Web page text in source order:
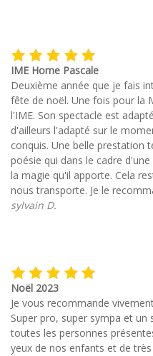
IME Home Pascale
Deuxième année que je fais
fête de noël. Une fois pour la
l'IME. Son spectacle est
d'ailleurs l'adapté sur le
conquis. Une belle prestation
poésie qui dans le cadre
la magie qu'il apporte. Cela
nous transporte. Je le
sylvain D.
Noël 2023
Je vous recommande
Super pro, super sympa et un
toutes les personnes
yeux de nos enfants et de